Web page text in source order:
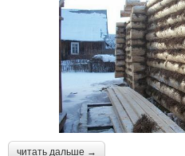
читать дальше →